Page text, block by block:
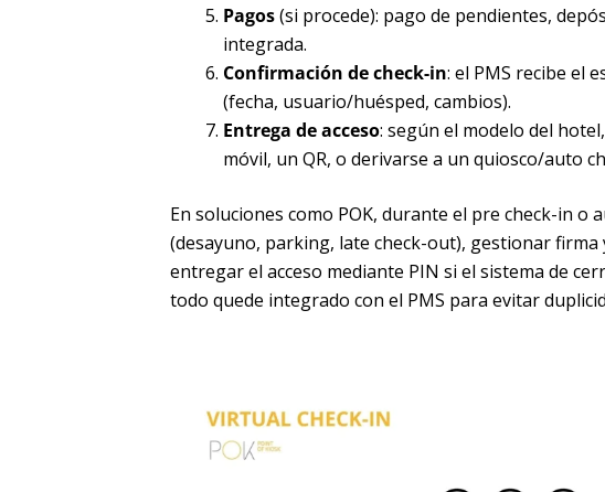
Pagos(si procede): pago de pendientes,
integrada.
Confirmación de check-in: el PMS recibe el
(fecha, usuario/huésped, cambios).
Entrega de acceso: según el modelo del
móvil, un QR, o derivarse a un quiosco/auto
En soluciones como POK, durante el pre check-in
(desayuno, parking, late check-out), gestionar firma
entregar el acceso mediante PIN si el sistema de
todo quede integrado con el PMS para evitar